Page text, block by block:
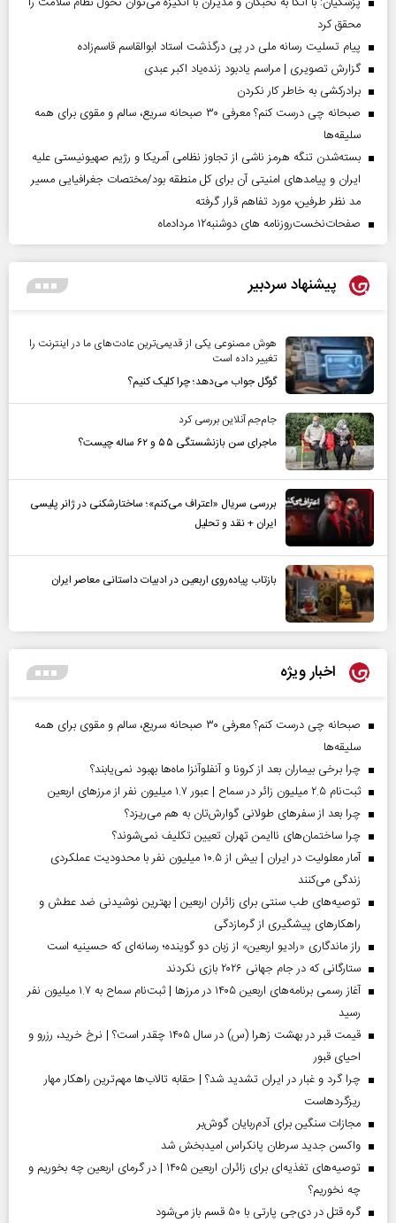
محقق کرد
پیام تسلیت رسانه ملی در پی درگذشت استاد ابوالقاسم قاسم‌زاده
گزارش تصویری | مراسم یادبود زنده‌یاد اکبر عبدی
برادرکشی به خاطر کار نکردن
صبحانه چی درست کنم؟ معرفی ۳۰ صبحانه سریع، سالم و مقوی برای همه
سلیقه‌ها
بسته‌شدن تنگه هرمز ناشی از تجاوز نظامی آمریکا و رژیم صهیونیستی علیه
ایران و پیامد‌های امنیتی آن برای کل منطقه بود/مختصات جغرافیایی مسیر
مد نظر طرفین، مورد تفاهم قرار گرفته
صفحات‌نخست‌روزنامه ها‌ی دوشنبه‌۱۲ مردادماه
پیشنهاد سردبیر
هوش مصنوعی یکی از قدیمی‌ترین عادت‌های ما در اینترنت را
تغییر داده است
گوگل جواب می‌دهد؛ چرا کلیک کنیم؟
جام‌جم آنلاین بررسی کرد
ماجرای سن بازنشستگی ۵۵ و ۶۲ ساله چیست؟
بررسی سریال «اعتراف می‌کنم»؛ ساختارشکنی در ژانر پلیسی
ایران + نقد و تحلیل
بازتاب پیاده‌روی اربعین در ادبیات داستانی معاصر ایران
اخبار ویژه
صبحانه چی درست کنم؟ معرفی ۳۰ صبحانه سریع، سالم و مقوی برای همه
سلیقه‌ها
چرا برخی بیماران بعد از کرونا و آنفلوآنزا ماه‌ها بهبود نمی‌یابند؟
ثبت‌نام ۲.۵ میلیون زائر در سماح | عبور ۱.۷ میلیون نفر از مرز‌های اربعین
چرا بعد از سفرهای طولانی گوارش‌تان به هم می‌ریزد؟
چرا ساختمان‌های ناایمن تهران تعیین تکلیف نمی‌شوند؟
آمار معلولیت در ایران | بیش از ۱۰.۵ میلیون نفر با محدودیت عملکردی
زندگی می‌کنند
توصیه‌های طب سنتی برای زائران اربعین | بهترین نوشیدنی ضد عطش و
راهکارهای پیشگیری از گرمازدگی
راز ماندگاری «رادیو اربعین» از زبان دو گوینده؛ رسانه‌ای که حسینیه است
ستارگانی که در جام جهانی ۲۰۲۶ بازی نکردند
آغاز رسمی برنامه‌های اربعین ۱۴۰۵ در مرز‌ها | ثبت‌نام سماح به ۱.۷ میلیون نفر
رسید
قیمت قبر در بهشت زهرا (س) در سال ۱۴۰۵ چقدر است؟ | نرخ خرید، رزرو و
احیای قبور
چرا گرد و غبار در ایران تشدید شد؟ | حقابه تالاب‌ها مهم‌ترین راهکار مهار
ریزگردهاست
مجازات سنگین برای آدم‌ربایان گوش‌بر
واکسن جدید سرطان پانکراس امیدبخش شد
توصیه‌های تغذیه‌ای برای زائران اربعین ۱۴۰۵ | در گرمای اربعین چه بخوریم و
چه نخوریم؟
گره قتل در دی‌جی پارتی با ۵۰ قسم باز می‌شود